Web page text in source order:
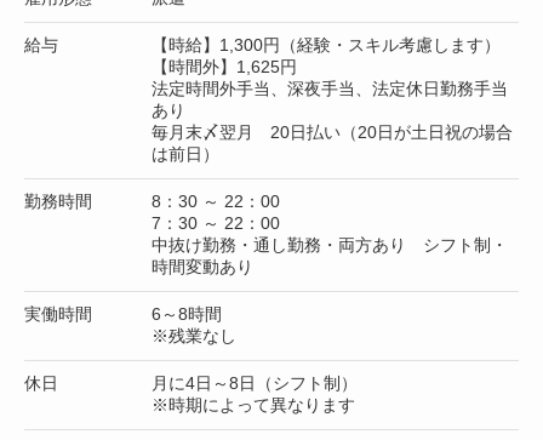
給与
【時給】1,300円（経験・スキル考慮します）
【時間外】1,625円
法定時間外手当、深夜手当、法定休日勤務手当
あり
毎月末〆翌月 20日払い（20日が土日祝の場合
は前日）
勤務時間
8：30 ～ 22：00
7：30 ～ 22：00
中抜け勤務・通し勤務・両方あり シフト制・
時間変動あり
実働時間
6～8時間
※残業なし
休日
月に4日～8日（シフト制）
※時期によって異なります